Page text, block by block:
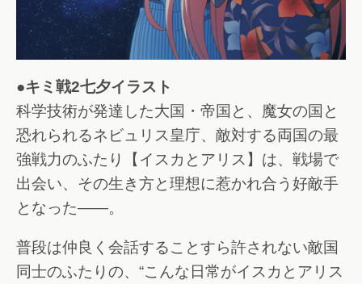
●キミ戦2七夕イラスト
科学技術が発達した大国・帝国と、魔女の国と
恐れられるネビュリス皇庁、敵対する両国の最
強戦力のふたり【イスカとアリス】は、戦場で
出会い、その生き方と理想に惹かれ合う好敵手
となった――。
普段は仲良く会話することすら許されない敵国
同士のふたりの、“こんな日常がイスカとアリス